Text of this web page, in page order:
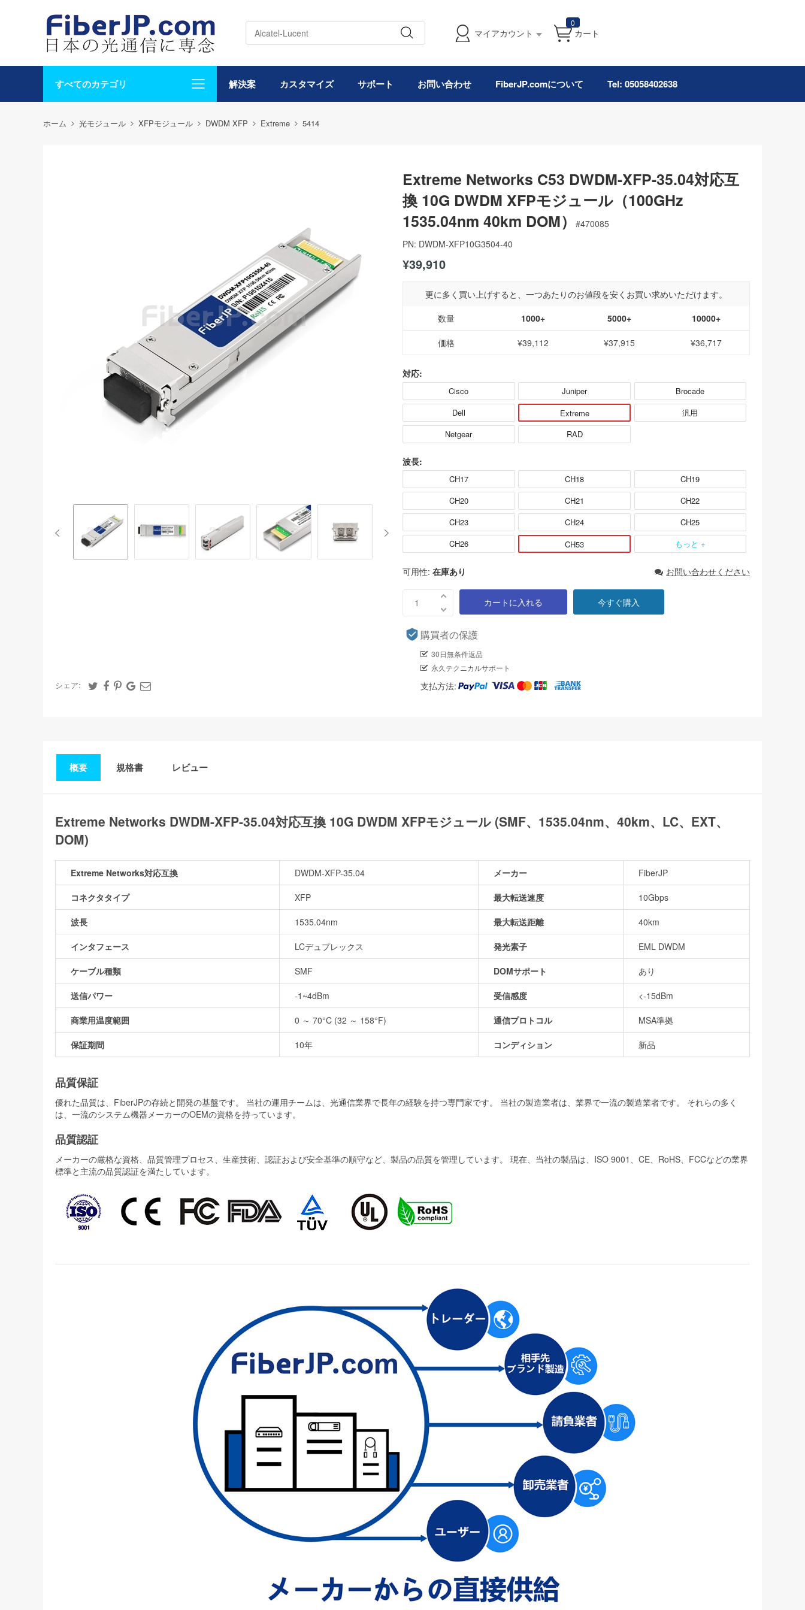
マイアカウント
0
カート
すべてのカテゴリ 解決案 カスタマイズ サポート お問い合わせ FiberJP.comについて Tel: 05058402638
ホーム 光モジュール XFPモジュール DWDM XFP Extreme 5414
シェア:
Extreme Networks C53 DWDM-XFP-35.04対応互
換 10G DWDM XFPモジュール（100GHz
1535.04nm 40km DOM）
#470085
PN: DWDM-XFP10G3504-40
¥39,910
更に多く買い上げすると、一つあたりのお値段を安くお買い求めいただけます。
数量
1000+ 5000+ 10000+
価格 ¥39,112 ¥37,915 ¥36,717
対応:
Cisco Juniper
Brocade
Dell
Extreme
汎用
Netgear
RAD
波長:
CH17 CH18
CH19
CH20
CH21
CH22
CH23
CH24
CH25
CH26
CH53 もっと +
可用性: 在庫あり お問い合わせください
カートに入れる 今すぐ購入
購買者の保護
30日無条件返品
永久テクニカルサポート
支払方法:
概要 規格書 レビュー
Extreme Networks DWDM-XFP-35.04対応互換 10G DWDM XFPモジュール (SMF、1535.04nm、40km、LC、EXT、
DOM)
Extreme Networks対応互換 DWDM-XFP-35.04 メーカー FiberJP
コネクタタイプ XFP 最大転送速度 10Gbps
波長 1535.04nm 最大転送距離 40km
インタフェース LCデュプレックス 発光素子 EML DWDM
ケーブル種類 SMF DOMサポート あり
送信パワー -1~4dBm 受信感度 <-15dBm
商業用温度範囲 0 ～ 70°C (32 ～ 158°F) 通信プロトコル MSA準拠
保証期間 10年 コンディション 新品
品質保証
優れた品質は、FiberJPの存続と開発の基盤です。 当社の運用チームは、光通信業界で長年の経験を持つ専門家です。 当社の製造業者は、業界で一流の製造業者です。 それらの多く
は、一流のシステム機器メーカーのOEMの資格を持っています。
品質認証
メーカーの厳格な資格、品質管理プロセス、生産技術、認証および安全基準の順守など、製品の品質を管理しています。 現在、当社の製品は、ISO 9001、CE、RoHS、FCCなどの業界
標準と主流の品質認証を満たしています。